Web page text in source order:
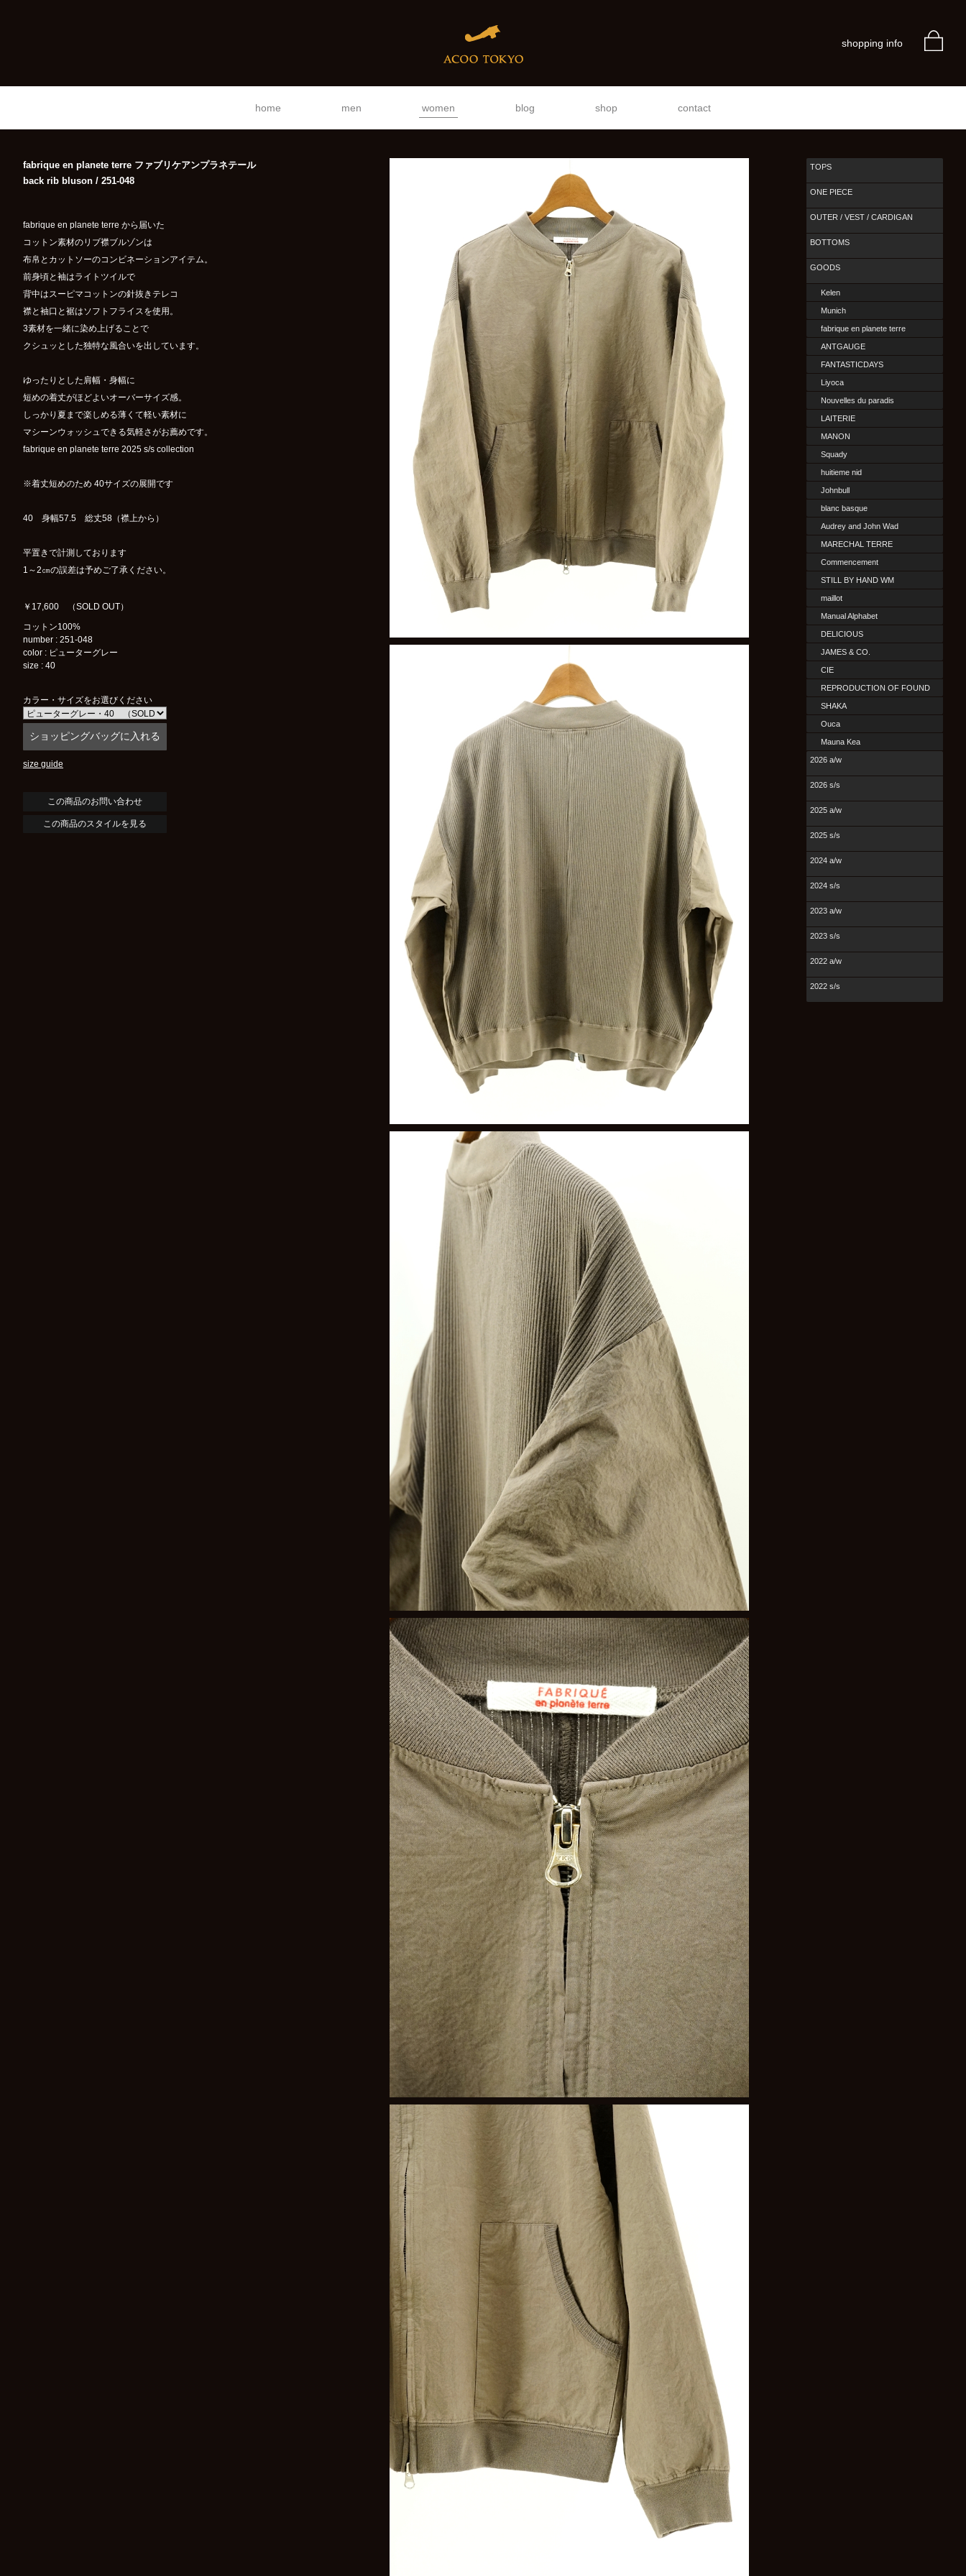
shopping info
home men women blog shop contact
fabrique en planete terre ファブリケアンプラネテール
back rib bluson / 251-048
fabrique en planete terre から届いた
コットン素材のリブ襟ブルゾンは
布帛とカットソーのコンビネーションアイテム。
前身頃と袖はライトツイルで
背中はスーピマコットンの針抜きテレコ
襟と袖口と裾はソフトフライスを使用。
3素材を一緒に染め上げることで
クシュッとした独特な風合いを出しています。
ゆったりとした肩幅・身幅に
短めの着丈がほどよいオーバーサイズ感。
しっかり夏まで楽しめる薄くて軽い素材に
マシーンウォッシュできる気軽さがお薦めです。
fabrique en planete terre 2025 s/s collection
※着丈短めのため 40サイズの展開です
40 身幅57.5 総丈58（襟上から）
平置きで計測しております
1～2㎝の誤差は予めご了承ください。
￥17,600 （SOLD OUT）
コットン100%
number : 251-048
color : ピューターグレー
size : 40
カラー・サイズをお選びください
size guide
この商品のスタイルを見る
TOPS
ONE PIECE
OUTER / VEST / CARDIGAN
BOTTOMS
GOODS
Kelen
Munich
fabrique en planete terre
ANTGAUGE
FANTASTICDAYS
Liyoca
Nouvelles du paradis
LAITERIE
MANON
Squady
huitieme nid
Johnbull
blanc basque
Audrey and John Wad
MARECHAL TERRE
Commencement
STILL BY HAND WM
maillot
Manual Alphabet
DELICIOUS
JAMES & CO.
CIE
REPRODUCTION OF FOUND
SHAKA
Ouca
Mauna Kea
2026 a/w
2026 s/s
2025 a/w
2025 s/s
2024 a/w
2024 s/s
2023 a/w
2023 s/s
2022 a/w
2022 s/s